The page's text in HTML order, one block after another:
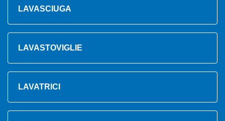
LAVASCIUGA
LAVASTOVIGLIE
LAVATRICI